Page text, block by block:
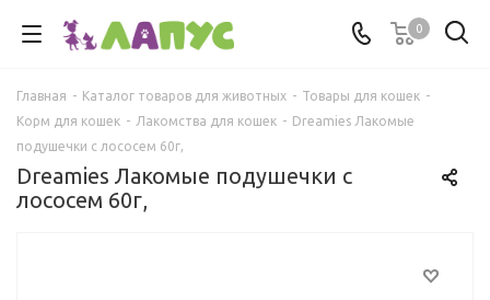
0
Главная - Каталог товаров для животных - Товары для кошек -
Корм для кошек - Лакомства для кошек - Dreamies Лакомые
подушечки с лососем 60г,
Dreamies Лакомые подушечки с
лососем 60г,